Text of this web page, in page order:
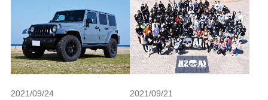
2021/09/24 2021/09/21